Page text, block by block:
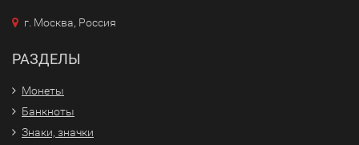
г. Москва, Россия
РАЗДЕЛЫ
Монеты
Банкноты
Знаки, значки